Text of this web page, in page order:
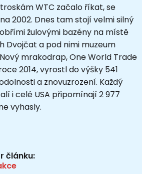
WTC začalo říkat, se
2002. Dnes tam stojí velmi silný
žulovými bazény na místě
Dvojčat a pod nimi muzeum
mrakodrap, One World Trade
2014, vyrostl do výšky 541
a znovuzrození. Každý
i celé USA připomínají 2 977
vyhasly.
článku: